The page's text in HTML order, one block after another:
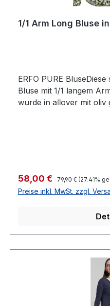
1/1 Arm Long Bluse
ERFO PURE
Bluse mit 1/1 langem
wurde in allover mit oliv
Verkaufspreis:
58,00 € Regulärer Preis:
79,90 € (27.41%
Preise inkl. MwSt. zzgl.